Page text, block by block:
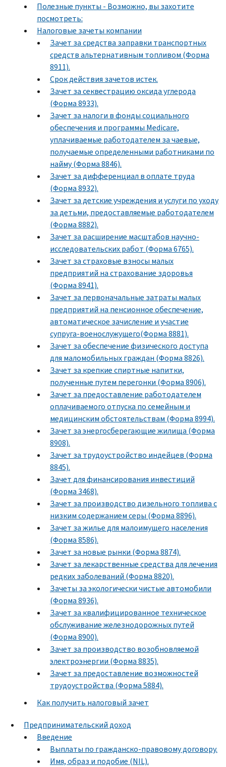
Полезные пункты - Возможно, вы захотите
посмотреть:
Налоговые зачеты компании
Зачет за средства заправки транспортных
средств альтернативным топливом (Форма
8911).
Срок действия зачетов истек.
Зачет за секвестрацию оксида углерода
(Форма 8933).
Зачет за налоги в фонды социального
обеспечения и программы Medicare,
уплачиваемые работодателем за чаевые,
получаемые определенными работниками по
найму (Форма 8846).
Зачет за дифференциал в оплате труда
(Форма 8932).
Зачет за детские учреждения и услуги по уходу
за детьми, предоставляемые работодателем
(Форма 8882).
Зачет за расширение масштабов научно-
исследовательских работ (Форма 6765).
Зачет за страховые взносы малых
предприятий на страхование здоровья
(Форма 8941).
Зачет за первоначальные затраты малых
предприятий на пенсионное обеспечение,
автоматическое зачисление и участие
супруга-военослужущего(Форма 8881).
Зачет за обеспечение физического доступа
для маломобильных граждан (Форма 8826).
Зачет за крепкие спиртные напитки,
полученные путем перегонки (Форма 8906).
Зачет за предоставление работодателем
оплачиваемого отпуска по семейным и
медицинским обстоятельствам (Форма 8994).
Зачет за энергосберегающие жилища (Форма
8908).
Зачет за трудоустройство индейцев (Форма
8845).
Зачет для финансирования инвестиций
(Форма 3468).
Зачет за производство дизельного топлива с
низким содержанием серы (Форма 8896).
Зачет за жилье для малоимущего населения
(Форма 8586).
Зачет за новые рынки (Форма 8874).
Зачет за лекарственные средства для лечения
редких заболеваний (Форма 8820).
Зачеты за экологически чистые автомобили
(Форма 8936).
Зачет за квалифицированное техническое
обслуживание железнодорожных путей
(Форма 8900).
Зачет за производство возобновляемой
электроэнергии (Форма 8835).
Зачет за предоставление возможностей
трудоустройства (Форма 5884).
Как получить налоговый зачет
Предпринимательский доход
Введение
Выплаты по гражданско-правовому договору.
Имя, образ и подобие (NIL).